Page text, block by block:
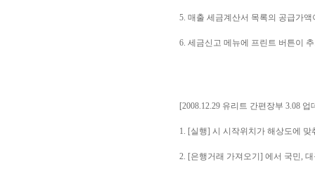
5. 매출 세금계산서 목록의 공급가
6. 세금신고 메뉴에 프린트 버튼이
[2008.12.29 유리트 간편장부 3.08 업
1. [실행] 시 시작위치가 해상도에 맞
2. [은행거래 가져오기] 에서 국민,